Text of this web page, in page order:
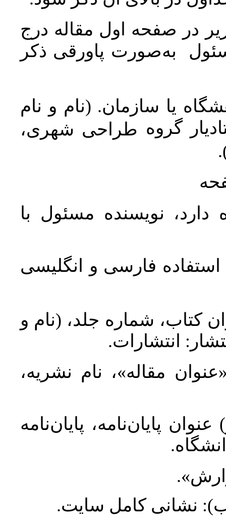
در صفحه اول مقاله درج
به‌صورت پاورقی ذکر
یا سازمان. (نام و نام
گروه طراحی شهری،
نویسنده مسئول با
استفاده فارسی و انگلیسی
کتاب، شماره جلد، (نام و
انتشارات.
مقاله»، نام نشریه،
پایان‌نامه، پایان‌نامه
نشانی کامل سایت.